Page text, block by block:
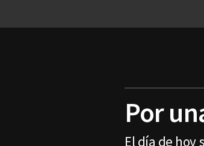
Por
El día de hoy